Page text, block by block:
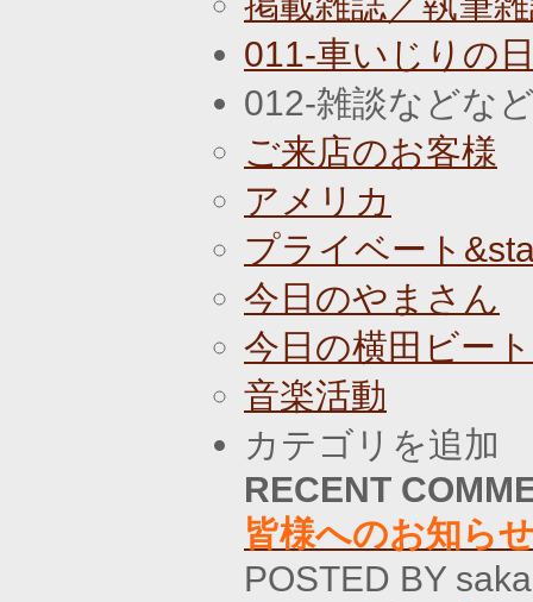
011-車いじりの
012-雑談などな
ご来店のお客様
アメリカ
プライベート
今日のやまさん
今日の横田ビー
音楽活動
カテゴリを追加
RECENT
皆様へのお知ら
POSTED BY